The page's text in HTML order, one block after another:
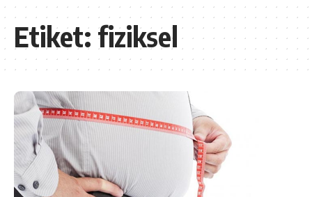
Etiket: fiziksel